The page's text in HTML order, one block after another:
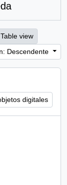
Table view
Descendente
digitales